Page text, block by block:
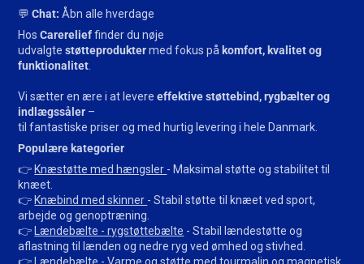
💬Chat: Åbn alle hverdage
HosCarerelieffinder du nøje
udvalgtestøtteproduktermed fokus på komfort, kvalitet og
funktionalitet.
Vi sætter en ære i at levereeffektive støttebind, rygbælter og
indlægssåler –
til fantastiske priser og med hurtig levering i hele Danmark.
Populære kategorier
👉 Knæstøtte med hængsler - Maksimal støtte og stabilitet til
knæet.
👉 Knæbind med skinner - Stabil støtte til knæet ved sport,
arbejde og genoptræning.
👉 Lændebælte - rygstøttebælte - Stabil lændestøtte og
aflastning til lænden og nedre ryg ved ømhed og stivhed.